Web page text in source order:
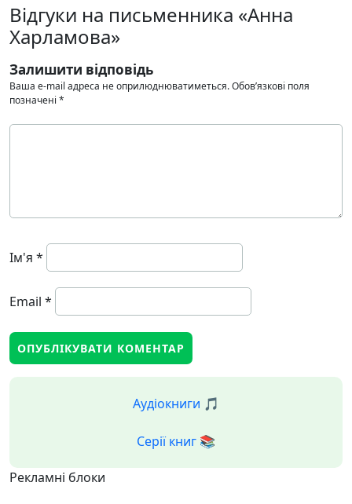
Відгуки на письменника «Анна
Харламова»
Залишити відповідь
Ваша e-mail адреса не оприлюднюватиметься.Обов’язкові поля
позначені *
Ім'я *
Email *
Аудіокниги 🎵
Серії книг 📚
Рекламні блоки